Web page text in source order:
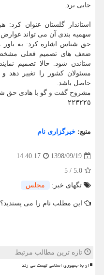
جایی برد.
استاندار گلستان عنوان كرد:
سهمیه بندی آن می تواند عوارض
حق شناس اشاره كرد: به باور
ضعف های تصمیم فعلی
ستاندن شود. حالا تصمیم
مسئولان كشور را تغییر دهد
حاصل باشد.
مشروح گفت و گو با هادی حق
۲۲۳۲۲۵
منبع: خبرگزاری نام
1398/09/19
14:40:17
5.0
/
5
تگهای خبر:
مجلس
این مطلب نام را می پسندید؟
تازه ترین مطالب مرتبط
او به جمهوری اسلامی تهمت می زند